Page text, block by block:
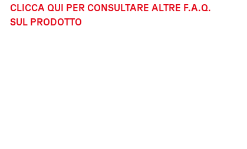
CLICCA QUI PER CONSULTARE ALTRE F.A.Q.
SUL PRODOTTO